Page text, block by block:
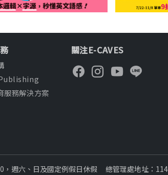
服務解決方案
關注E-CAVES
，週六、日及國定例假日休假 總管理處地址：